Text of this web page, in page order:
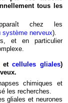
tous les
chez les
système nerveux).
et en particulier
cellules gliales)
chimiques et
les recherches.
gliales et neurones